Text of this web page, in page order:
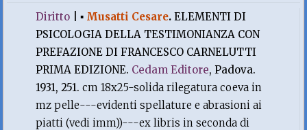
Diritto |▪ Musatti Cesare.ELEMENTI DI
PSICOLOGIA DELLA TESTIMONIANZA CON
PREFAZIONE DI FRANCESCO CARNELUTTI
PRIMA EDIZIONE. Cedam Editore, Padova.
1931, 251.cm 18x25-solida rilegatura coeva in
mz pelle---evidenti spellature e abrasioni ai
piatti (vedi imm))---ex libris in seconda di